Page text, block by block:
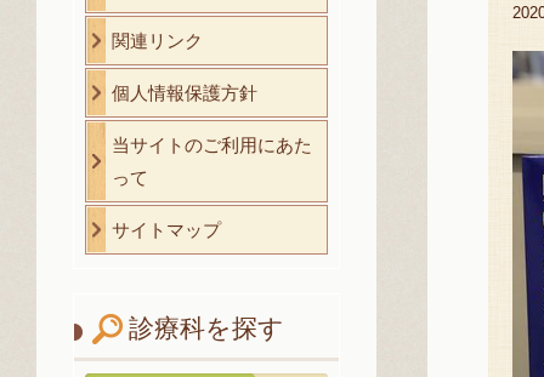
関連リンク
個人情報保護方針
当サイトのご利用にあた
って
サイトマップ
診療科を探す